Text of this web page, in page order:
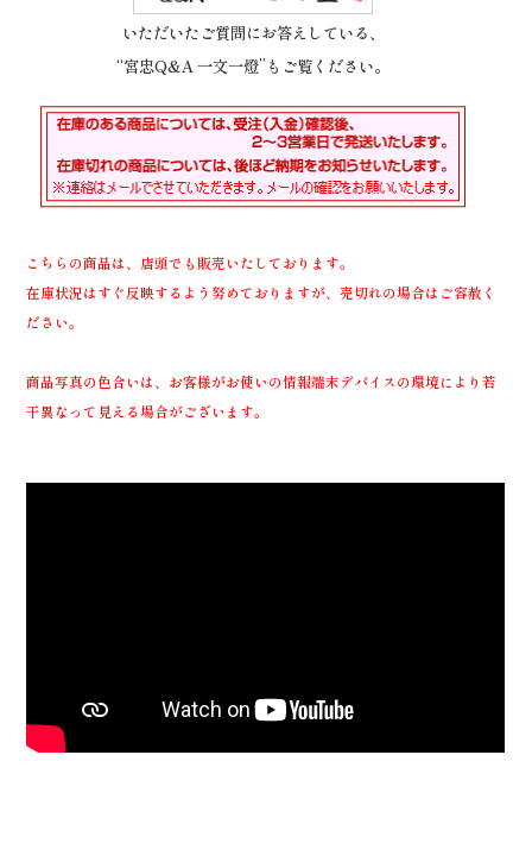
いただいたご質問にお答えしている、
“宮忠Q&A 一文一燈”もご覧ください。
こちらの商品は、店頭でも販売いたしております。
在庫状況はすぐ反映するよう努めておりますが、売切れの場合はご容赦く
ださい。
商品写真の色合いは、お客様がお使いの情報端末デバイスの環境により若
干異なって見える場合がございます。